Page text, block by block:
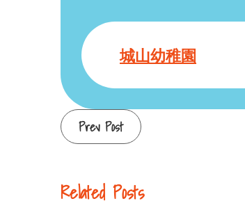
城山幼稚園
Continue
Reading
Prev Post
Related Posts